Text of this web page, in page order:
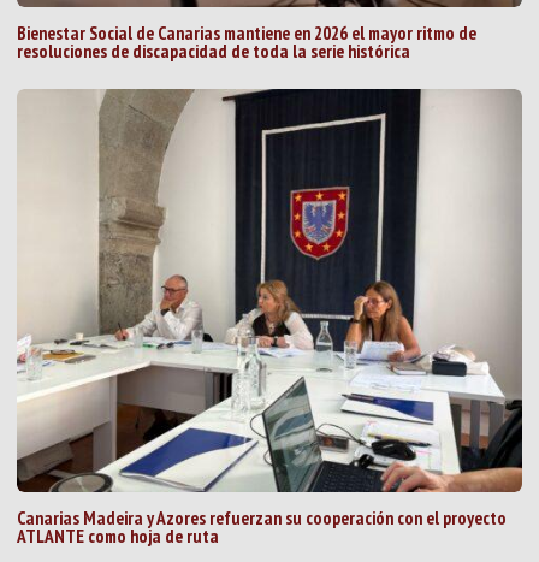
Bienestar Social de Canarias mantiene en 2026 el mayor ritmo de
resoluciones de discapacidad de toda la serie histórica
Canarias Madeira y Azores refuerzan su cooperación con el proyecto
ATLANTE como hoja de ruta